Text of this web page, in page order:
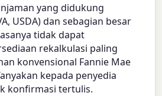
yang didukung
USDA) dan sebagian besar
tidak dapat
rekalkulasi paling
konvensional Fannie Mae
kepada penyedia
konfirmasi tertulis.